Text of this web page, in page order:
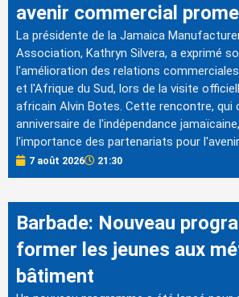
avenir commercial
La présidente de la Jamaica
Association, Kathryn Silvera, a exprimé
l'amélioration des relations
et l'Afrique du Sud, lors de la visite
africain Alvin Botes. Cette rencontre, qui
anniversaire de l'indépendance
l'importance des partenariats pour
7 août 2026 21:30
Barbade: Nouveau
former les jeunes aux
bâtiment